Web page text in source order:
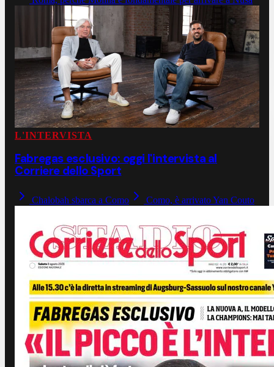
L'INTERVISTA
Fabregas esclusivo: oggi l'intervista al
Corriere dello Sport
Chalobah sbarca a Como Como, è arrivato Yan Couto